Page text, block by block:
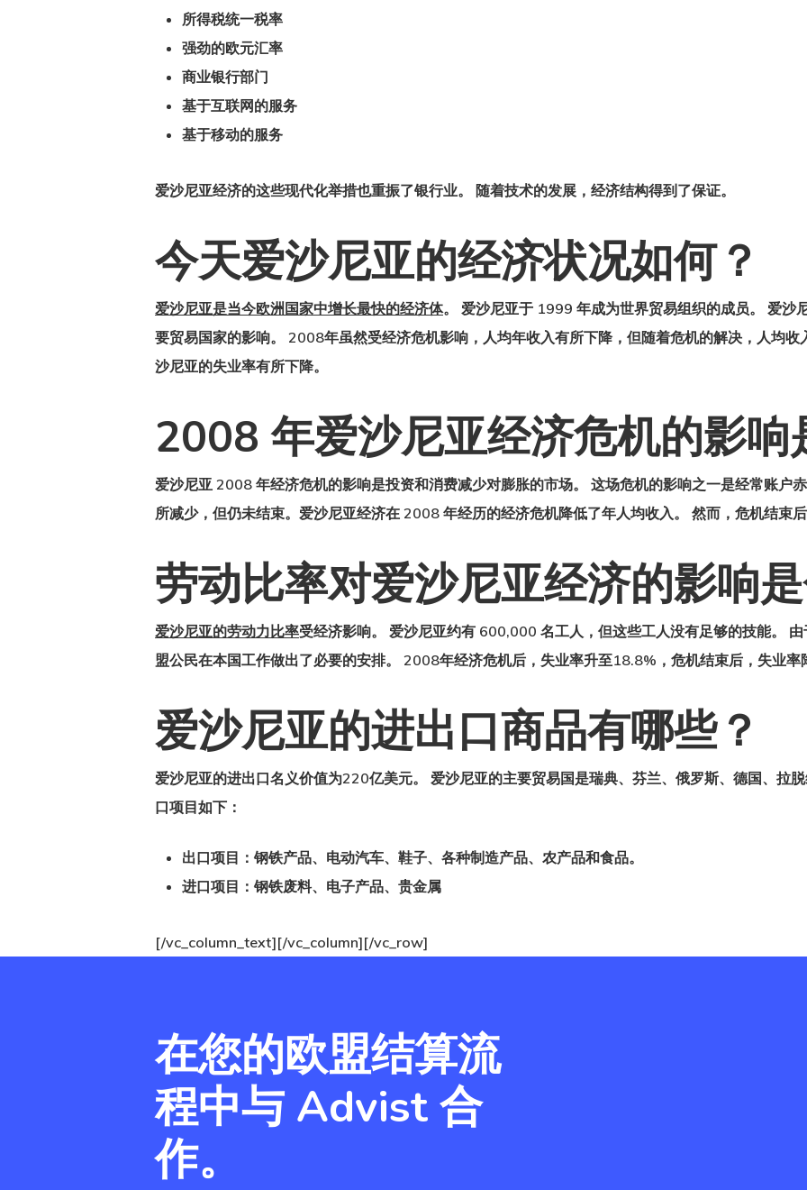
所得税统一税率
强劲的欧元汇率
商业银行部门
基于互联网的服务
基于移动的服务
爱沙尼亚经济的这些现代化举措也重振了银行业。 随着技术的发展，经济结构得到了保证。
今天爱沙尼亚的经济状况如何？
爱沙尼亚是当今欧洲国家中增长最快的经济体。 爱沙尼亚于 1999 年成为世界贸易组织的成员。 爱沙
要贸易国家的影响。 2008年虽然受经济危机影响，人均年收入有所下降，但随着危机的解决，人均
沙尼亚的失业率有所下降。
2008 年爱沙尼亚经济危机的影响
爱沙尼亚 2008 年经济危机的影响是投资和消费减少对膨胀的市场。 这场危机的影响之一是经常账户
所减少，但仍未结束。 爱沙尼亚经济在 2008 年经历的经济危机降低了年人均收入。 然而，危机结束
劳动比率对爱沙尼亚经济的影响
爱沙尼亚的劳动力比率受经济影响。 爱沙尼亚约有 600,000 名工人，但这些工人没有足够的技能。
盟公民在本国工作做出了必要的安排。 2008年经济危机后，失业率升至18.8%，危机结束后，失业率
爱沙尼亚的进出口商品有哪些？
爱沙尼亚的进出口名义价值为220亿美元。 爱沙尼亚的主要贸易国是瑞典、芬兰、俄罗斯、德国、拉
口项目如下：
出口项目：钢铁产品、电动汽车、鞋子、各种制造产品、农产品和食品。
进口项目：钢铁废料、电子产品、贵金属
[/vc_column_text][/vc_column][/vc_row]
在您的欧盟结算流
程中与 Advist 合
作。